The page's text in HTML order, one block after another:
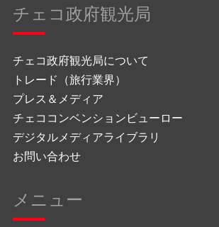
チェコ政府観光局
チェコ政府観光局について
トレード（旅行業界）
プレス＆メディア
チェココンベンションビューロー
デジタルメディアライブラリ
お問い合わせ
メニュー